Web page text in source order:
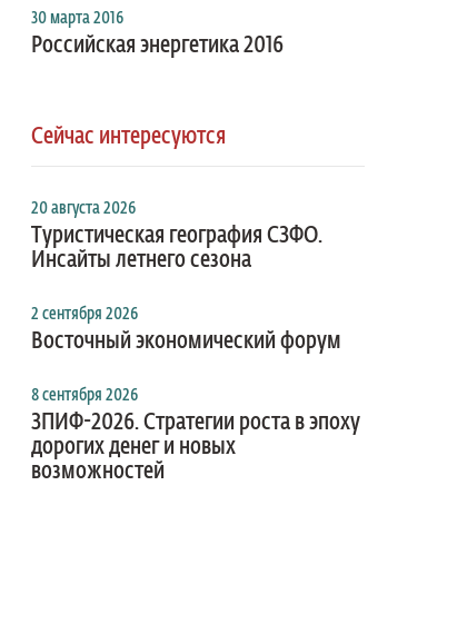
30 марта 2016
Российская энергетика 2016
Сейчас интересуются
20 августа 2026
Туристическая география СЗФО.
Инсайты летнего сезона
2 сентября 2026
Восточный экономический форум
8 сентября 2026
ЗПИФ-2026. Стратегии роста в эпоху
дорогих денег и новых
возможностей